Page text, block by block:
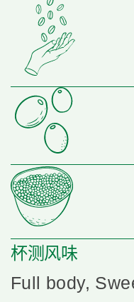
杯测风味
Full body,